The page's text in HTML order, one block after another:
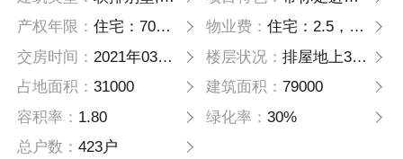
产权年限：住宅：70 别墅：70年 物业费： 住宅：2.5，别墅：3.9
交房时间：2021年03月31日 楼层状况： 排屋地上3层地下2层高层22层高 两梯四户
占地面积：31000 建筑面积： 79000
容积率： 1.80 绿化率： 30%
总户数：423户